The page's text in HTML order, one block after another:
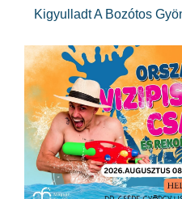
Kigyulladt A Bozótos